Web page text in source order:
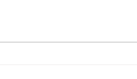
com mais leveza